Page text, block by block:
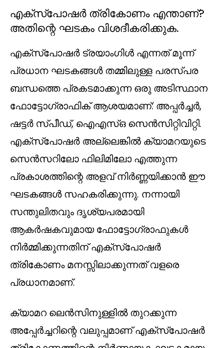
എക്സ്പോഷർ ത്രികോണം എന്താണ്?
അതിന്റെ ഘടകം വിശദീകരിക്കുക.
എക്‌സ്‌പോഷർ ട്രയാംഗിൾ എന്നത് മൂന്ന്
പ്രധാന ഘടകങ്ങൾ തമ്മിലുള്ള പരസ്പര
ബന്ധത്തെ പ്രകടമാക്കുന്ന ഒരു അടിസ്ഥാന
ഫോട്ടോഗ്രാഫിക് ആശയമാണ്: അപ്പർച്ചർ,
ഷട്ടർ സ്പീഡ്, ഐഎസ്ഒ സെൻസിറ്റിവിറ്റി.
എക്സ്പോഷർ അല്ലെങ്കിൽ ക്യാമറയുടെ
സെൻസറിലോ ഫിലിമിലോ എത്തുന്ന
പ്രകാശത്തിന്റെ അളവ് നിർണ്ണയിക്കാൻ ഈ
ഘടകങ്ങൾ സഹകരിക്കുന്നു. നന്നായി
സന്തുലിതവും ദൃശ്യപരമായി
ആകർഷകവുമായ ഫോട്ടോഗ്രാഫുകൾ
നിർമ്മിക്കുന്നതിന് എക്‌സ്‌പോഷർ
ത്രികോണം മനസ്സിലാക്കുന്നത് വളരെ
പ്രധാനമാണ്.
ക്യാമറ ലെൻസിനുള്ളിൽ തുറക്കുന്ന
അപ്പേർച്ചറിന്റെ വലുപ്പമാണ് എക്‌സ്‌പോഷർ